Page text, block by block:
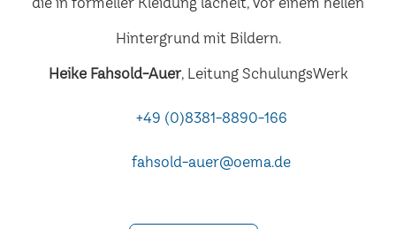
Heike Fahsold-Auer, Leitung SchulungsWerk
+49 (0)8381-8890-166
fahsold-auer@oema.de